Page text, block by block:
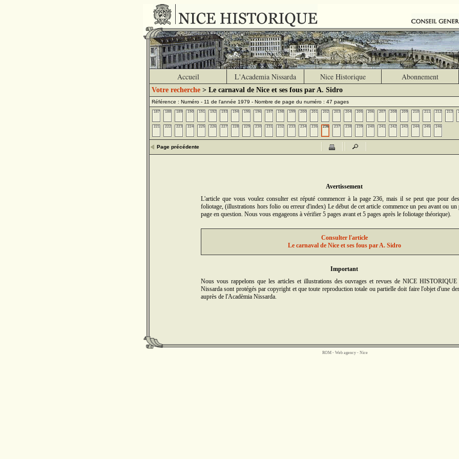
Accueil L'Academia Nissarda Nice Historique Abonnement
Votre recherche > Le carnaval de Nice et ses fous par A. Sidro
Référence : Numéro - 11 de l'année 1979 - Nombre de page du numéro : 47 pages
187 188 189 190 191 192 193 194 195 196 197 198 199 200 201 202 203 204 205 206 207 208 209 210 211 212 213
221 222 223 224 225 226 227 228 229 230 231 232 233 234 235 236 237 238 239 240 241 242 243 244 245 246
Page précédente
Avertissement
L'article que vous voulez consulter est réputé commencer à la page 236, mais il se peut que pour
foliotage, (illustrations hors folio ou erreur d'index) Le début de cet article commence un peu avant ou un
page en question. Nous vous engageons à vérifier 5 pages avant et 5 pages après le foliotage théorique).
Consulter l'article
Le carnaval de Nice et ses fous par A. Sidro
Important
Nous vous rappelons que les articles et illustrations des ouvrages et revues de NICE HISTORIQUE
Nissarda sont protégés par copyright et que toute reproduction totale ou partielle doit faire l'objet d'une
auprès de l'Acadèmia Nissarda.
ROM - Web agency - Nice